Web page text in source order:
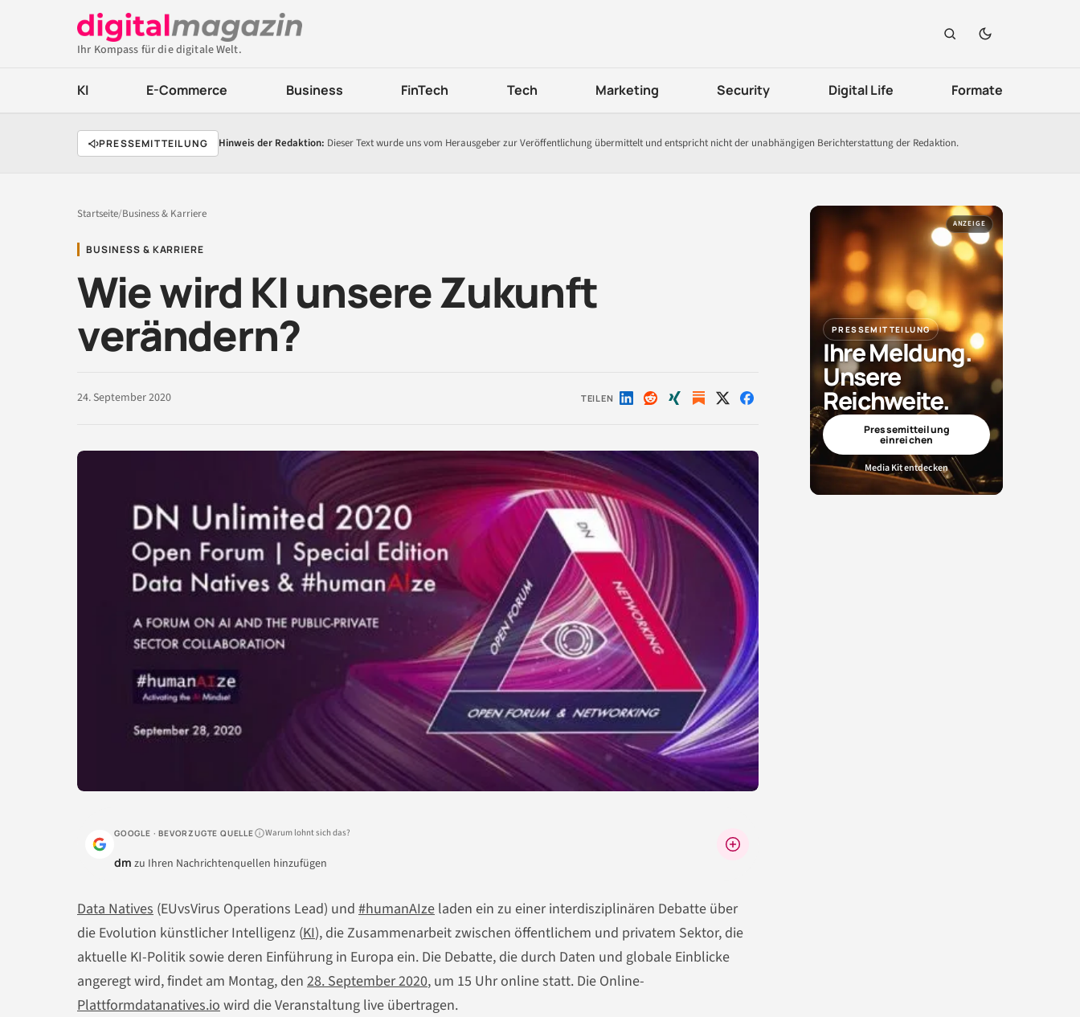
Ihr Kompass für die digitale Welt.
KI E-Commerce Business FinTech Tech Marketing Security Digital Life Formate
PRESSEMITTEILUNG Hinweis der Redaktion: Dieser Text wurde uns vom Herausgeber zur Veröffentlichung übermittelt und entspricht nicht der unabhängigen Berichterstattung der Redaktion.
Startseite/Business & Karriere
BUSINESS & KARRIERE
Wie wird KI unsere Zukunft
verändern?
24. September 2020 TEILEN Auf Auf Auf Auf Auf
GOOGLE · BEVORZUGTE QUELLE Warum lohnt sich das?
dm zu Ihren Nachrichtenquellen hinzufügen
Data Natives (EUvsVirus Operations Lead) und #humanAIze laden ein zu einer interdisziplinären Debatte über
die Evolution künstlicher Intelligenz (KI), die Zusammenarbeit zwischen öffentlichem und privatem Sektor, die
aktuelle KI-Politik sowie deren Einführung in Europa ein. Die Debatte, die durch Daten und globale Einblicke
angeregt wird, findet am Montag, den 28. September 2020, um 15 Uhr online statt. Die Online-
Plattformdatanatives.io wird die Veranstaltung live übertragen.
ANZEIGE
PRESSEMITTEILUNG
Ihre Meldung.
Unsere
Reichweite.
Pressemitteilung
einreichen
Media Kit entdecken